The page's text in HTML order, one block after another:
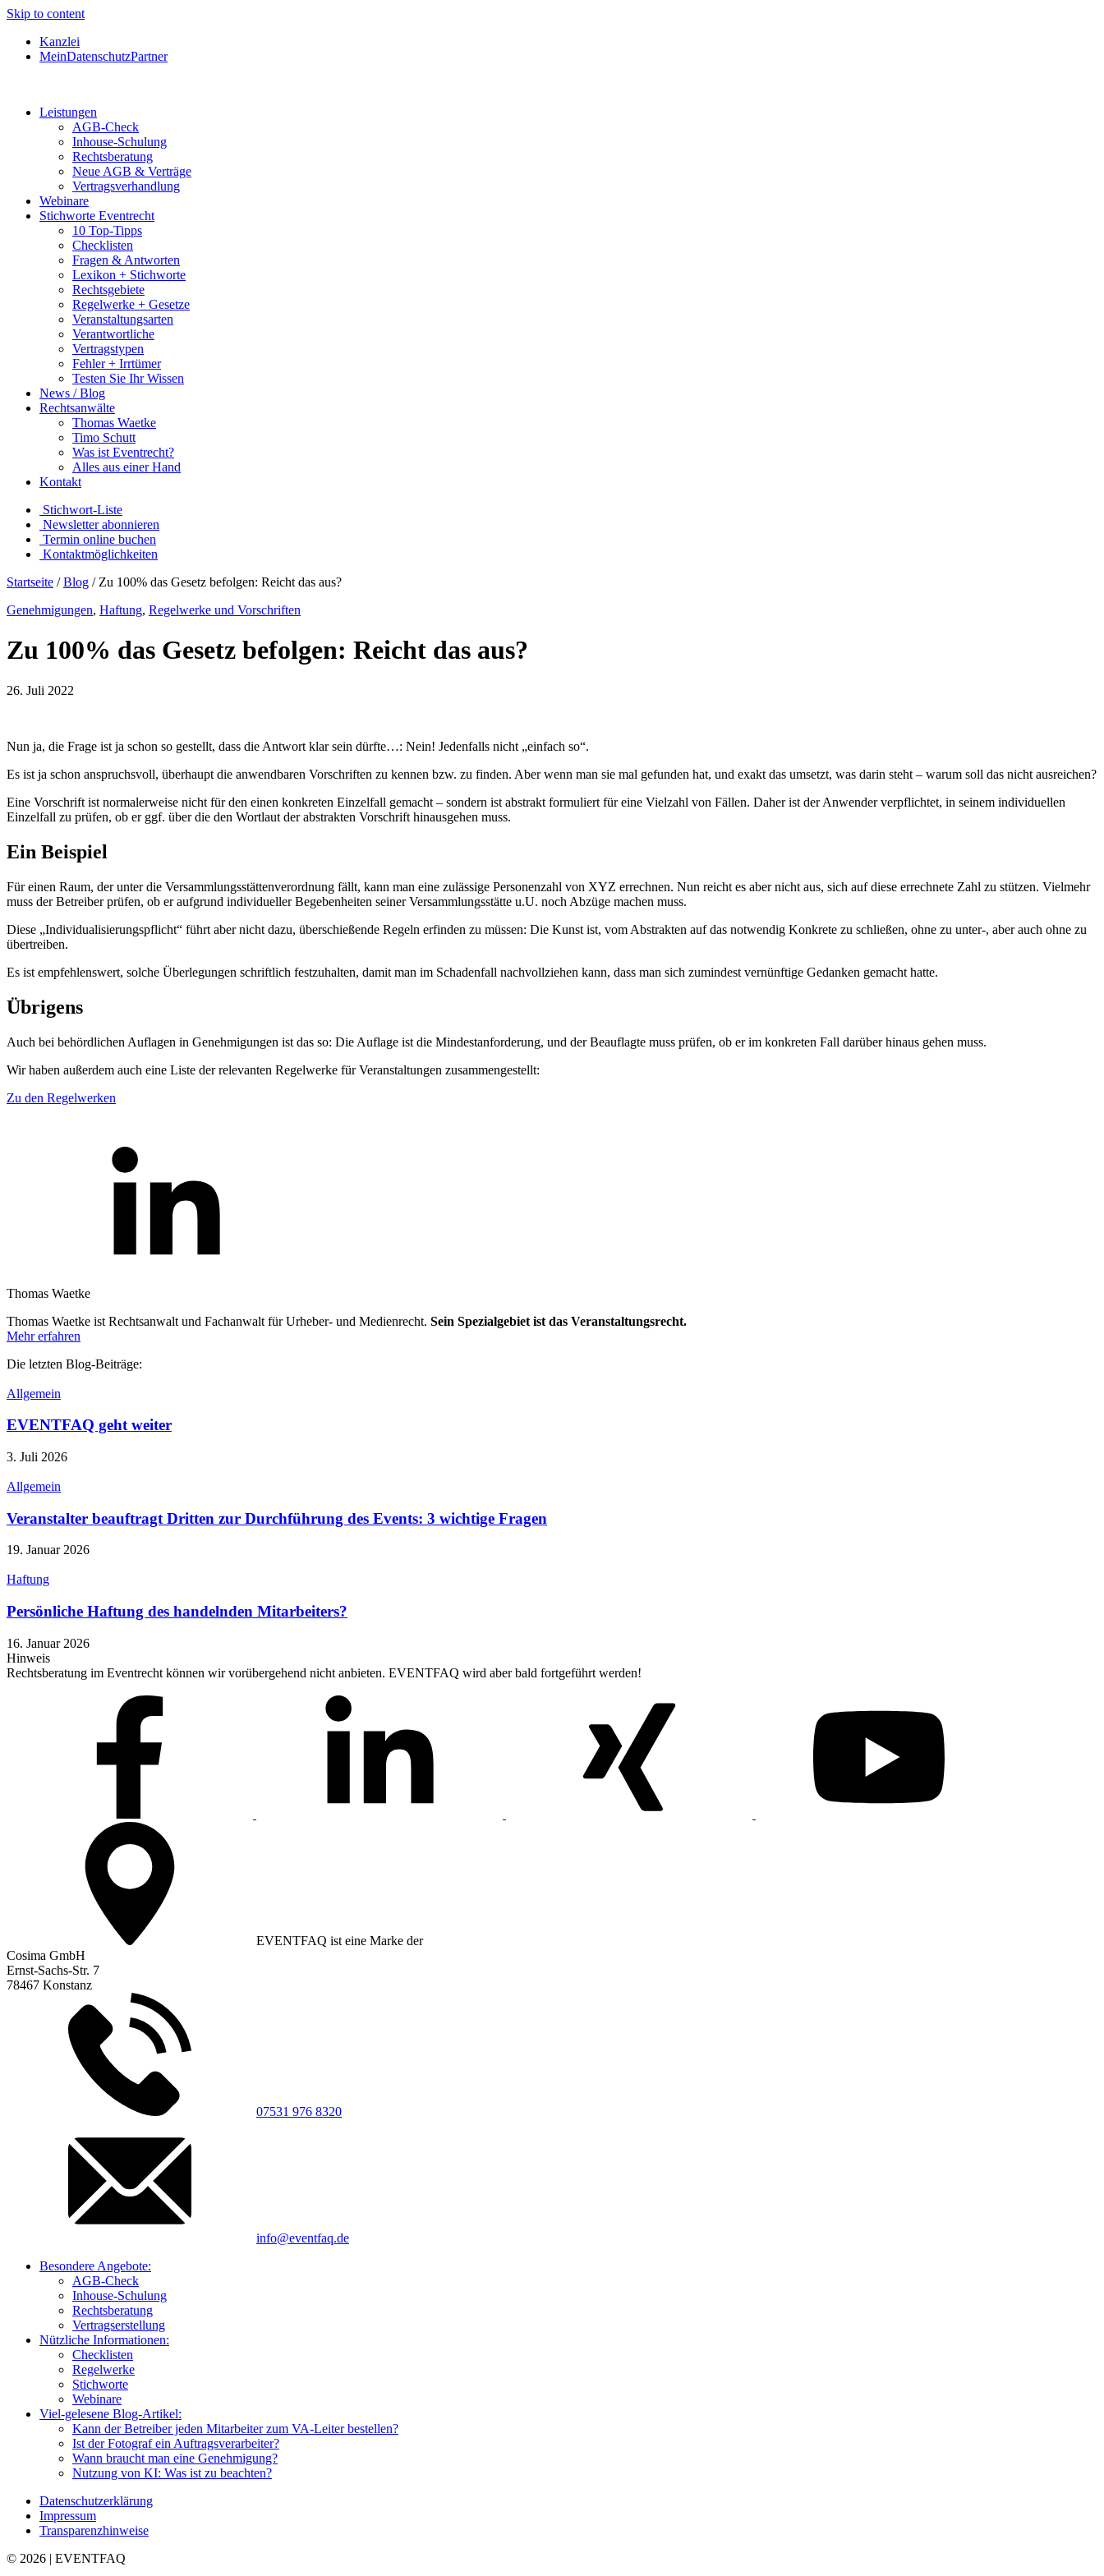
Skip to content
Kanzlei
MeinDatenschutzPartner
Leistungen
AGB-Check
Inhouse-Schulung
Rechtsberatung
Neue AGB & Verträge
Vertragsverhandlung
Webinare
Stichworte Eventrecht
10 Top-Tipps
Checklisten
Fragen & Antworten
Lexikon + Stichworte
Rechtsgebiete
Regelwerke + Gesetze
Veranstaltungsarten
Verantwortliche
Vertragstypen
Fehler + Irrtümer
Testen Sie Ihr Wissen
News / Blog
Rechtsanwälte
Thomas Waetke
Timo Schutt
Was ist Eventrecht?
Alles aus einer Hand
Kontakt
Stichwort-Liste
Newsletter abonnieren
Termin online buchen
Kontaktmöglichkeiten
Startseite /Blog / Zu 100% das Gesetz befolgen: Reicht das aus?
Genehmigungen, Haftung, Regelwerke und Vorschriften
Zu 100% das Gesetz befolgen: Reicht das aus?
26. Juli 2022
Nun ja, die Frage ist ja schon so gestellt, dass die Antwort klar sein dürfte…: Nein! Jedenfalls nicht „einfach so“.
Es ist ja schon anspruchsvoll, überhaupt die anwendbaren Vorschriften zu kennen bzw. zu finden. Aber wenn man sie mal gefunden hat, und exakt das umsetzt, was darin steht – warum soll das nicht ausreichen?
Eine Vorschrift ist normalerweise nicht für den einen konkreten Einzelfall gemacht – sondern ist abstrakt formuliert für eine Vielzahl von Fällen. Daher ist der Anwender verpflichtet, in seinem individuellen
Einzelfall zu prüfen, ob er ggf. über die den Wortlaut der abstrakten Vorschrift hinausgehen muss.
Ein Beispiel
Für einen Raum, der unter die Versammlungsstättenverordnung fällt, kann man eine zulässige Personenzahl von XYZ errechnen. Nun reicht es aber nicht aus, sich auf diese errechnete Zahl zu stützen. Vielmehr
muss der Betreiber prüfen, ob er aufgrund individueller Begebenheiten seiner Versammlungsstätte u.U. noch Abzüge machen muss.
Diese „Individualisierungspflicht“ führt aber nicht dazu, überschießende Regeln erfinden zu müssen: Die Kunst ist, vom Abstrakten auf das notwendig Konkrete zu schließen, ohne zu unter-, aber auch ohne zu
übertreiben.
Es ist empfehlenswert, solche Überlegungen schriftlich festzuhalten, damit man im Schadenfall nachvollziehen kann, dass man sich zumindest vernünftige Gedanken gemacht hatte.
Übrigens
Auch bei behördlichen Auflagen in Genehmigungen ist das so: Die Auflage ist die Mindestanforderung, und der Beauflagte muss prüfen, ob er im konkreten Fall darüber hinaus gehen muss.
Wir haben außerdem auch eine Liste der relevanten Regelwerke für Veranstaltungen zusammengestellt:
Zu den Regelwerken
Thomas Waetke
Thomas Waetke ist Rechtsanwalt und Fachanwalt für Urheber- und Medienrecht. Sein Spezialgebiet ist das Veranstaltungsrecht.
Mehr erfahren
Die letzten Blog-Beiträge:
Allgemein
EVENTFAQ geht weiter
3. Juli 2026
Allgemein
Veranstalter beauftragt Dritten zur Durchführung des Events: 3 wichtige Fragen
19. Januar 2026
Haftung
Persönliche Haftung des handelnden Mitarbeiters?
16. Januar 2026
Hinweis
Rechtsberatung im Eventrecht können wir vorübergehend nicht anbieten. EVENTFAQ wird aber bald fortgeführt werden!
EVENTFAQ ist eine Marke der
Cosima GmbH
Ernst-Sachs-Str. 7
78467 Konstanz
07531 976 8320
info@eventfaq.de
Besondere Angebote:
AGB-Check
Inhouse-Schulung
Rechtsberatung
Vertragserstellung
Nützliche Informationen:
Checklisten
Regelwerke
Stichworte
Webinare
Viel-gelesene Blog-Artikel:
Kann der Betreiber jeden Mitarbeiter zum VA-Leiter bestellen?
Ist der Fotograf ein Auftragsverarbeiter?
Wann braucht man eine Genehmigung?
Nutzung von KI: Was ist zu beachten?
Datenschutzerklärung
Impressum
Transparenzhinweise
© 2026 | EVENTFAQ